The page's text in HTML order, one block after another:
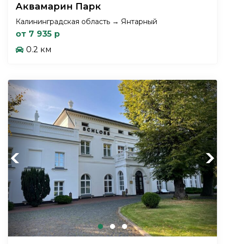
Аквамарин Парк
Калининградская область → Янтарный
от 7 935 р
0.2 км
Previous Next